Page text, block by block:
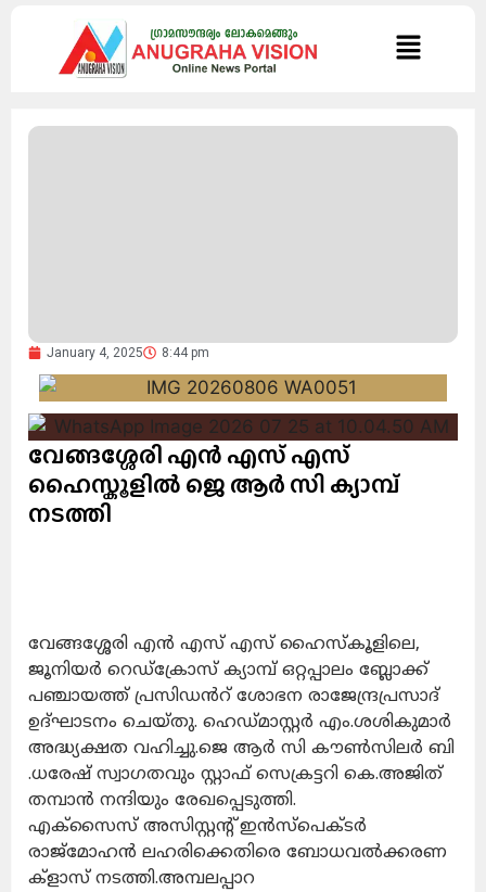
January 4, 2025 8:44 pm
വേങ്ങശ്ശേരി എൻ എസ് എസ്
ഹൈസ്കൂളിൽ ജെ ആർ സി ക്യാമ്പ്
നടത്തി
വേങ്ങശ്ശേരി എൻ എസ് എസ് ഹൈസ്കൂളിലെ,
ജൂനിയർ റെഡ്ക്രോസ് ക്യാമ്പ് ഒറ്റപ്പാലം ബ്ലോക്ക്
പഞ്ചായത്ത് പ്രസിഡൻറ് ശോഭന രാജേന്ദ്രപ്രസാദ്
ഉദ്ഘാടനം ചെയ്തു. ഹെഡ്മാസ്റ്റർ എം.ശശികുമാർ
അദ്ധ്യക്ഷത വഹിച്ചു.ജെ ആർ സി കൗൺസിലർ ബി
.ധരേഷ് സ്വാഗതവും സ്റ്റാഫ് സെക്രട്ടറി കെ.അജിത്
തമ്പാൻ നന്ദിയും രേഖപ്പെടുത്തി.
എക്സൈസ് അസിസ്റ്റൻ്റ് ഇൻസ്പെക്ടർ
രാജ്മോഹൻ ലഹരിക്കെതിരെ ബോധവൽക്കരണ
ക്ളാസ് നടത്തി.അമ്പലപ്പാറ